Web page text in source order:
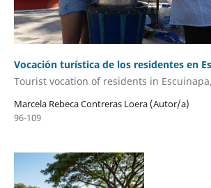
Vocación turística de los residentes en
Tourist vocation of residents in
Marcela Rebeca Contreras Loera (Autor/a)
96-109